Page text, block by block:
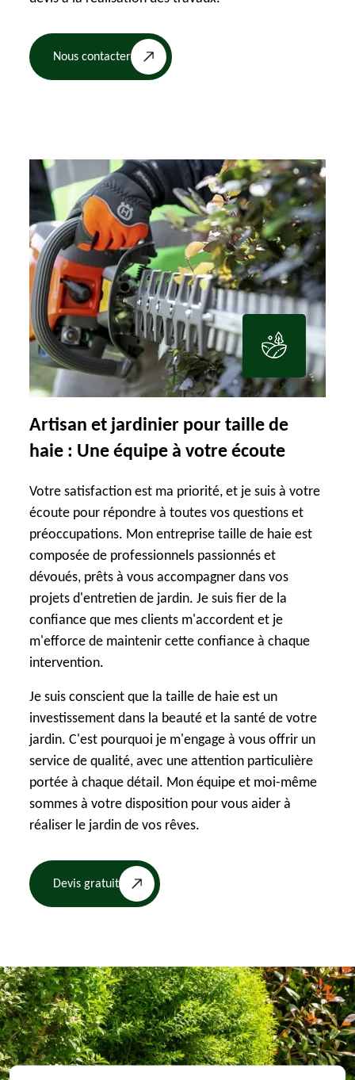
Nous contacter
Artisan et jardinier pour taille de
haie : Une équipe à votre écoute
Votre satisfaction est ma priorité, et je suis à votre
écoute pour répondre à toutes vos questions et
préoccupations. Mon entreprise taille de haie est
composée de professionnels passionnés et
dévoués, prêts à vous accompagner dans vos
projets d'entretien de jardin. Je suis fier de la
confiance que mes clients m'accordent et je
m'efforce de maintenir cette confiance à chaque
intervention.
Je suis conscient que la taille de haie est un
investissement dans la beauté et la santé de votre
jardin. C'est pourquoi je m'engage à vous offrir un
service de qualité, avec une attention particulière
portée à chaque détail. Mon équipe et moi-même
sommes à votre disposition pour vous aider à
réaliser le jardin de vos rêves.
Devis gratuit